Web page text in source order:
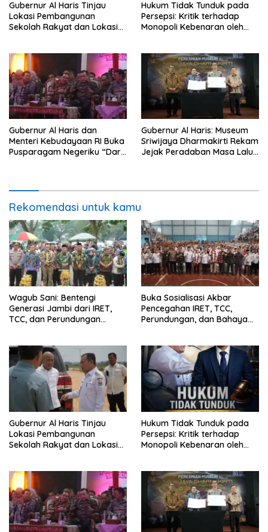
Gubernur Al Haris Tinjau
Lokasi Pembangunan
Sekolah Rakyat dan Lokasi
Hukum Tidak Tunduk pada
Persepsi: Kritik terhadap
Monopoli Kebenaran oleh
Gubernur Al Haris dan
Menteri Kebudayaan RI Buka
Pusparagam Negeriku “Dari
Gubernur Al Haris: Museum
Sriwijaya Dharmakirti Rekam
Jejak Peradaban Masa Lalu
Rekomendasi untuk kamu
Wagub Sani: Bentengi
Generasi Jambi dari IRET,
TCC, dan Perundungan
Buka Sosialisasi Akbar
Pencegahan IRET, TCC,
Perundungan, dan Bahaya
bisa jaga diri, 60% masa
depan sudah ada di tangan”
Gubernur Al Haris Tinjau
Lokasi Pembangunan
Sekolah Rakyat dan Lokasi
Hukum Tidak Tunduk pada
Persepsi: Kritik terhadap
Monopoli Kebenaran oleh